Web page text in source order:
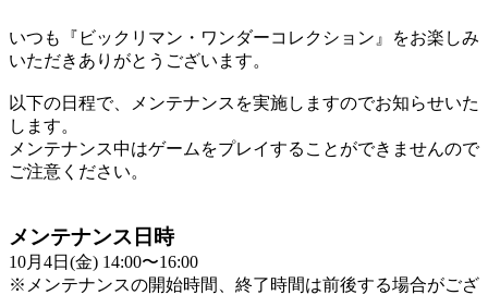
いつも『ビックリマン・ワンダーコレクション』をお楽しみ
いただきありがとうございます。
以下の日程で、メンテナンスを実施しますのでお知らせいた
します。
メンテナンス中はゲームをプレイすることができませんので
ご注意ください。
メンテナンス日時
10月4日(金) 14:00〜16:00
※メンテナンスの開始時間、終了時間は前後する場合がござ